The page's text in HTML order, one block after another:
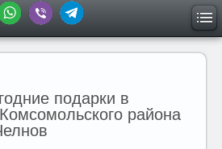
подарки в
района